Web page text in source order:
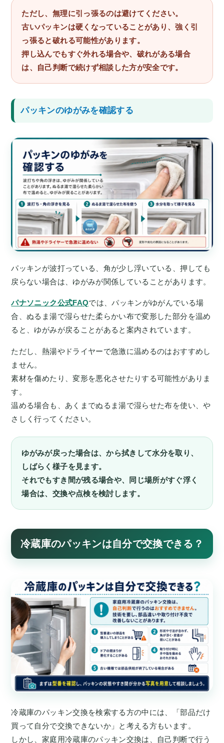
ただし、無理に引っ張るのは避けてください。
古いパッキンは硬くなっていることがあり、強く引
っ張ると破れる可能性があります。
押し込んでもすぐ外れる場合や、破れがある場合
は、自己判断で続けず相談した方が安全です。
パッキンのゆがみを確認する
パッキンが波打っている、角が少し浮いている、押しても
戻らない場合は、ゆがみが関係していることがあります。
パナソニック公式FAQでは、パッキンがゆがんでいる場
合、ぬるま湯で湿らせた柔らかい布で変形した部分を温め
ると、ゆがみが戻ることがあると案内されています。
ただし、熱湯やドライヤーで急激に温めるのはおすすめし
ません。
素材を傷めたり、変形を悪化させたりする可能性がありま
す。
温める場合も、あくまでぬるま湯で湿らせた布を使い、や
さしく行ってください。
ゆがみが戻った場合は、から拭きして水分を取り、
しばらく様子を見ます。
それでもすき間が残る場合や、同じ場所がすぐ浮く
場合は、交換や点検を検討します。
冷蔵庫のパッキンは自分で交換できる？
冷蔵庫のパッキン交換を検索する方の中には、「部品だけ
買って自分で交換できないか」と考える方もいます。
しかし、家庭用冷蔵庫のパッキン交換は、自己判断で行う